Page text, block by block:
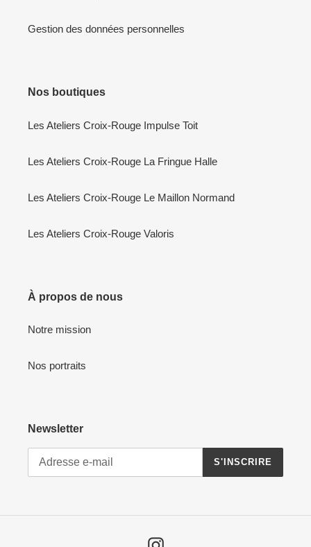
Gestion des données personnelles
Nos boutiques
Les Ateliers Croix-Rouge Impulse Toit
Les Ateliers Croix-Rouge La Fringue Halle
Les Ateliers Croix-Rouge Le Maillon Normand
Les Ateliers Croix-Rouge Valoris
À propos de nous
Notre mission
Nos portraits
Newsletter
S'INSCRIRE
Instagram